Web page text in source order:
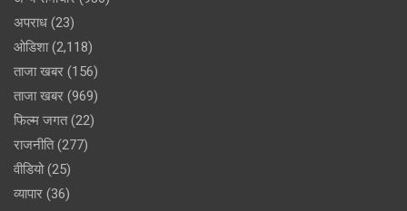
अपराध (23)
ओडिशा(2,118)
ताजा खबर (156)
ताजा खबर (969)
फिल्म जगत(22)
राजनीति(277)
वीडियो(25)
व्यापार (36)